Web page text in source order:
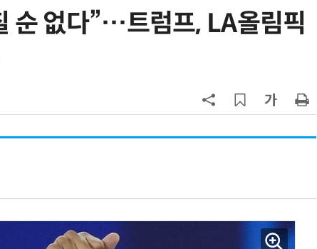
순 없다”…트럼프, LA올림픽
6
“韓, 향후 5년 메모리 최강국 유지…
치 침몰선'… 암반 폭파해 물길까지
개가 길 터줬다
“설마, 삼전닉스가 하루새 반토막날